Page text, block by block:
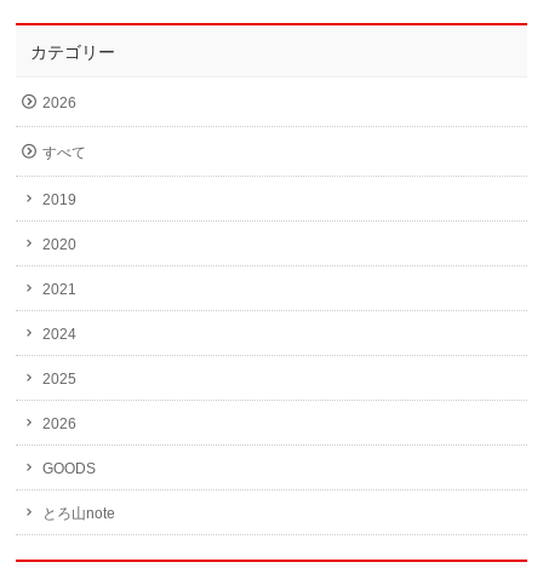
カテゴリー
2026
すべて
2019
2020
2021
2024
2025
2026
GOODS
とろ山note